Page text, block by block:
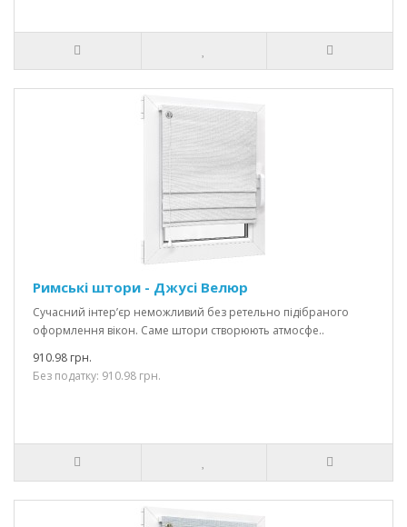
Римські штори - Джусі Велюр
Сучасний інтер’єр неможливий без ретельно підібраного
оформлення вікон. Саме штори створюють атмосфе..
910.98 грн.
Без податку: 910.98 грн.